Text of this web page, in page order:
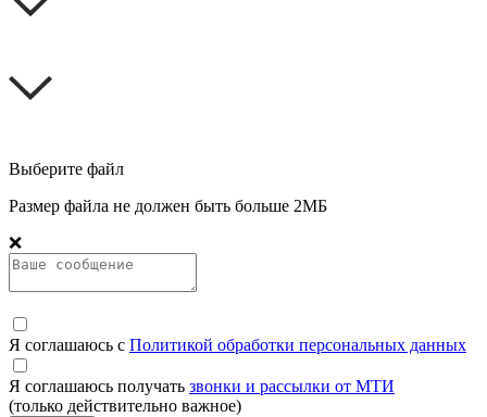
Выберите файл
Размер файла не должен быть больше 2МБ
❌
Я соглашаюсь с Политикой обработки персональных данных
Я соглашаюсь получать звонки и рассылки от МТИ
(только действительно важное)